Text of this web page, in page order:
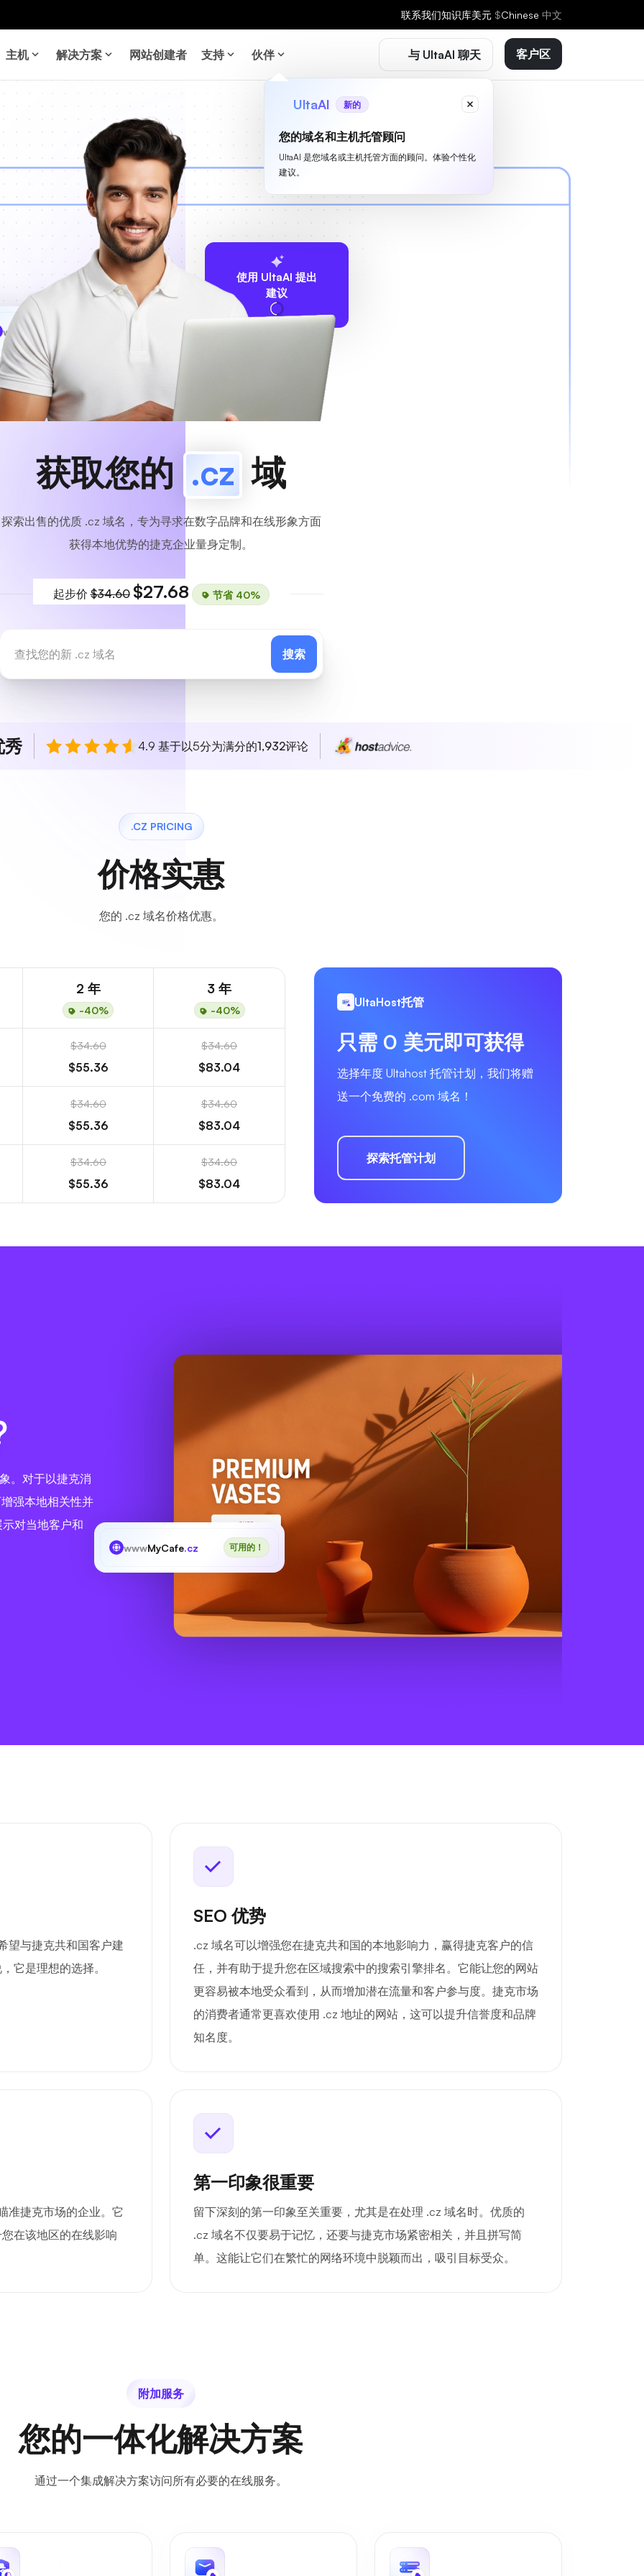
联系我们知识库美元 $Chinese 中文
主机 解决方案 网站创建者 支持 伙伴 与 UltaAI 聊天
UltaAI 新的
您的域名和主机托管顾问
UltaAI 是您域名或主机托管方面的顾问。体验个性化
建议。
客户区
使用 UltaAI 提出
建议
www MyCafe
获取您的 .cz 域
探索出售的优质 .cz 域名，专为寻求在数字品牌和在线形象方面
获得本地优势的捷克企业量身定制。
起步价$34.60 $27.68 节省 40%
搜索
秀 4.9 基于以5分为满分的1,932评论
.CZ PRICING
价格实惠
您的 .cz 域名价格优惠。
2 年
-40%
3 年
-40%
$34.60
$55.36
$34.60
$83.04
$34.60
$55.36
$34.60
$83.04
$34.60
$55.36
$34.60
$83.04
UltaHost托管
只需 0 美元即可获得
选择年度 Ultahost 托管计划，我们将赠
送一个免费的 .com 域名！
探索托管计划
。对于以捷克消
强本地相关性并
对当地客户和
wwwMyCafe.cz 可用的！
望与捷克共和国客户建
它是理想的选择。
SEO 优势
.cz 域名可以增强您在捷克共和国的本地影响力，赢得捷克客户的信
任，并有助于提升您在区域搜索中的搜索引擎排名。它能让您的网站
更容易被本地受众看到，从而增加潜在流量和客户参与度。捷克市场
的消费者通常更喜欢使用 .cz 地址的网站，这可以提升信誉度和品牌
知名度。
准捷克市场的企业。它
在该地区的在线影响
第一印象很重要
留下深刻的第一印象至关重要，尤其是在处理 .cz 域名时。优质的
.cz 域名不仅要易于记忆，还要与捷克市场紧密相关，并且拼写简
单。这能让它们在繁忙的网络环境中脱颖而出，吸引目标受众。
附加服务
您的一体化解决方案
通过一个集成解决方案访问所有必要的在线服务。